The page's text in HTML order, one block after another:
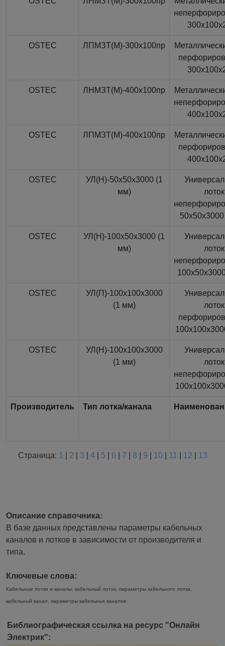
OSTEC ЛПМЗТ(М)-300x100пр
OSTEC ЛНМЗТ(М)-400x100пр
OSTEC ЛПМЗТ(М)-400x100пр
OSTEC
УЛ(Н)-50x50x3000 (1
мм)
лоток
OSTEC
УЛ(Н)-100x50x3000 (1
мм)
лоток
OSTEC
УЛ(П)-100x100x3000
(1 мм)
лоток
OSTEC
УЛ(Н)-100x100x3000
(1 мм)
лоток
Производитель Тип лотка/канала
Страница: 1 2 3 4| 5 6 7 8 9 10 11 12 13
Описание справочника:
В базе данных представлены параметры кабельных
каналов и лотков в зависимости от производителя и
типа.
Ключевые слова:
Кабельные лотки и каналы, кабельный лоток, параметры кабельного лотка,
кабельный канал, параметры кабельных каналов
Библиографическая ссылка на ресурс "Онлайн
Электрик":